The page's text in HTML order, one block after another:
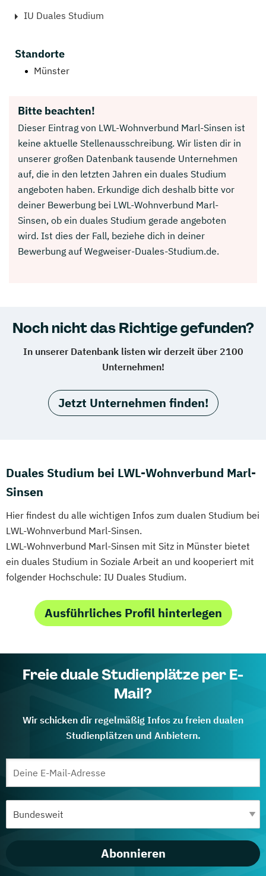
IU Duales Studium
Standorte
Münster
Bitte beachten!
Dieser Eintrag von LWL-Wohnverbund Marl-Sinsen ist
keine aktuelle Stellenausschreibung. Wir listen dir in
unserer großen Datenbank tausende Unternehmen
auf, die in den letzten Jahren ein duales Studium
angeboten haben. Erkundige dich deshalb bitte vor
deiner Bewerbung bei LWL-Wohnverbund Marl-
Sinsen, ob ein duales Studium gerade angeboten
wird. Ist dies der Fall, beziehe dich in deiner
Bewerbung auf Wegweiser-Duales-Studium.de.
Noch nicht das Richtige gefunden?
In unserer Datenbank listen wir derzeit über 2100
Unternehmen!
Jetzt Unternehmen finden!
Duales Studium bei LWL-Wohnverbund Marl-
Sinsen
Hier findest du alle wichtigen Infos zum dualen Studium bei
LWL-Wohnverbund Marl-Sinsen.
LWL-Wohnverbund Marl-Sinsen mit Sitz in Münster bietet
ein duales Studium in Soziale Arbeit an und kooperiert mit
folgender Hochschule: IU Duales Studium.
Ausführliches Profil hinterlegen
Freie duale Studienplätze per E-
Mail?
Wir schicken dir regelmäßig Infos zu freien dualen
Studienplätzen und Anbietern.
Abonnieren